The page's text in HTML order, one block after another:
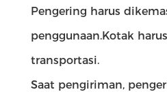
Pengering harus
penggunaan.Kotak
transportasi.
Saat pengiriman,